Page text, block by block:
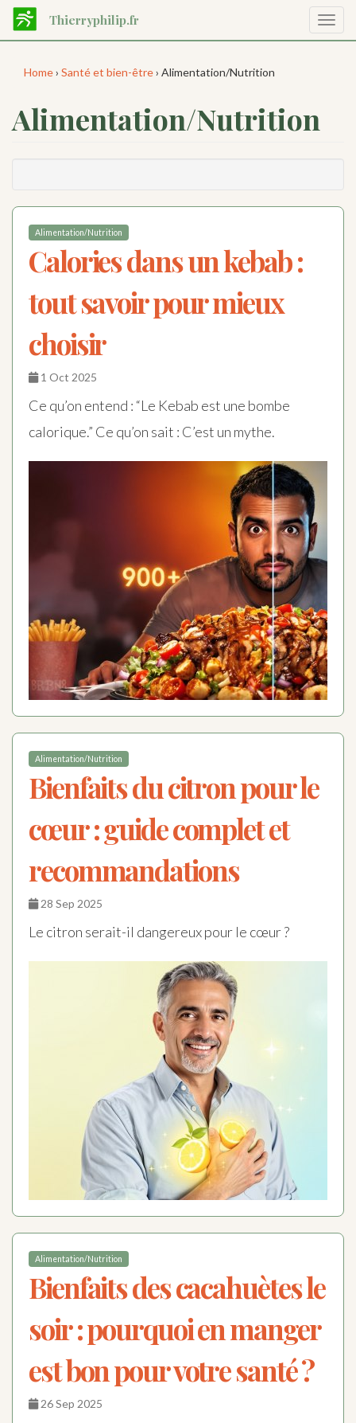
Aller
contenu
Thierryphilip.fr
la
Home› Santé et bien-être› Alimentation/Nutrition
Alimentation/Nutrition
Alimentation/Nutrition
Calories dans un kebab :
tout savoir pour mieux
choisir
1 Oct 2025
Ce qu’on entend : “Le Kebab est une bombe
calorique.” Ce qu’on sait : C’est un mythe.
Alimentation/Nutrition
Bienfaits du citron pour le
cœur : guide complet et
recommandations
28 Sep 2025
Le citron serait-il dangereux pour le cœur ?
Alimentation/Nutrition
Bienfaits des cacahuètes le
soir : pourquoi en manger
est bon pour votre santé ?
26 Sep 2025